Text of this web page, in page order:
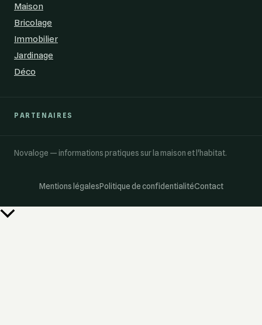
Maison
Bricolage
Immobilier
Jardinage
Déco
PARTENAIRES
Novaloge — informations pratiques sur la maison et l'habitat.
Mentions légalesPolitique de confidentialitéContact